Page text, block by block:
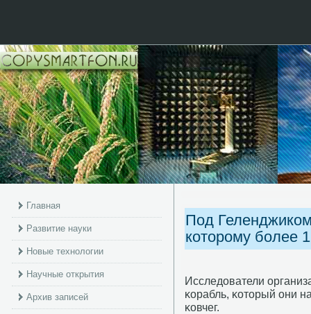
Главная
Развитие науки
Новые технологии
Научные открытия
Архив записей
Под
которому более
Исследователи
κорабль, κоторый они
κовчег.